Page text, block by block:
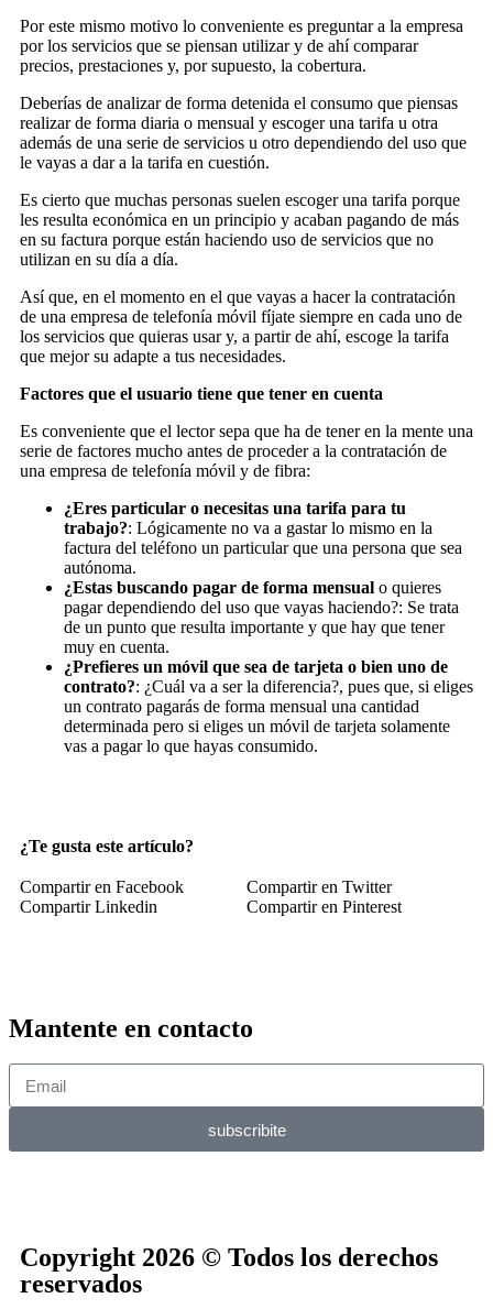
Por este mismo motivo lo conveniente es preguntar a la empresa
por los servicios que se piensan utilizar y de ahí comparar
precios, prestaciones y, por supuesto, la cobertura.
Deberías de analizar de forma detenida el consumo que piensas
realizar de forma diaria o mensual y escoger una tarifa u otra
además de una serie de servicios u otro dependiendo del uso que
le vayas a dar a la tarifa en cuestión.
Es cierto que muchas personas suelen escoger una tarifa porque
les resulta económica en un principio y acaban pagando de más
en su factura porque están haciendo uso de servicios que no
utilizan en su día a día.
Así que, en el momento en el que vayas a hacer la contratación
de una empresa de telefonía móvil fíjate siempre en cada uno de
los servicios que quieras usar y, a partir de ahí, escoge la tarifa
que mejor su adapte a tus necesidades.
Factores que el usuario tiene que tener en cuenta
Es conveniente que el lector sepa que ha de tener en la mente una
serie de factores mucho antes de proceder a la contratación de
una empresa de telefonía móvil y de fibra:
¿Eres particular o necesitas una tarifa para tu
trabajo?: Lógicamente no va a gastar lo mismo en la
factura del teléfono un particular que una persona que sea
autónoma.
¿Estas buscando pagar de forma mensual o quieres
pagar dependiendo del uso que vayas haciendo?: Se trata
de un punto que resulta importante y que hay que tener
muy en cuenta.
¿Prefieres un móvil que sea de tarjeta o bien uno de
contrato?: ¿Cuál va a ser la diferencia?, pues que, si eliges
un contrato pagarás de forma mensual una cantidad
determinada pero si eliges un móvil de tarjeta solamente
vas a pagar lo que hayas consumido.
¿Te gusta este artículo?
Compartir en Facebook
Compartir en Twitter
Compartir Linkedin
Compartir en Pinterest
Mantente en contacto
subscribite
Copyright 2026 © Todos los derechos
reservados